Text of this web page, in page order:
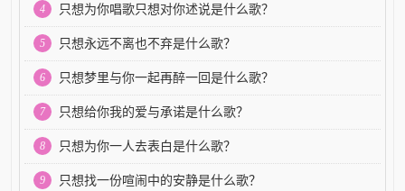
4 只想为你唱歌只想对你述说是什么歌？
5 只想永远不离也不弃是什么歌？
6 只想梦里与你一起再醉一回是什么歌？
7 只想给你我的爱与承诺是什么歌？
8 只想为你一人去表白是什么歌？
9 只想找一份喧闹中的安静是什么歌？